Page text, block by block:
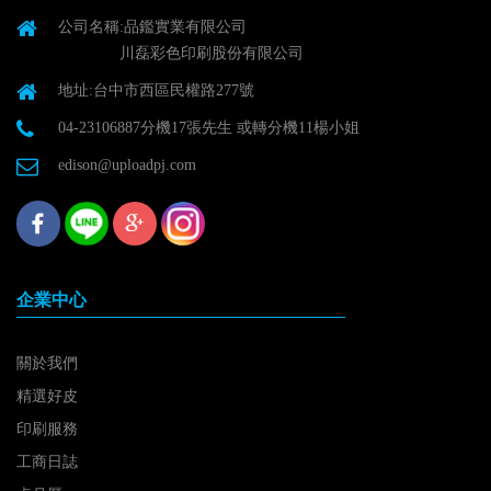
公司名稱:品鑑實業有限公司
川磊彩色印刷股份有限公司
地址:台中市西區民權路277號
04-23106887分機17張先生 或轉分機11楊小姐
edison@uploadpj.com
企業中心
關於我們
精選好皮
印刷服務
工商日誌